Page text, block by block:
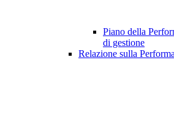
Piano della
di gestione
Relazione sulla